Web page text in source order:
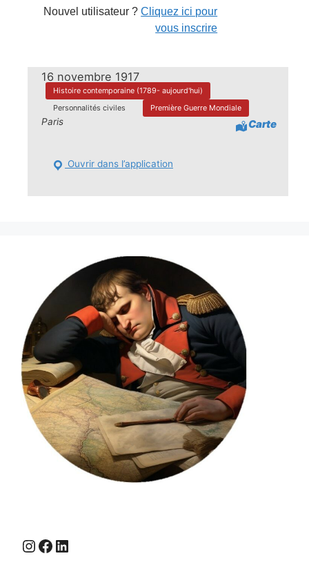
Nouvel utilisateur ?Cliquez ici pour
vous inscrire
16 novembre 1917
Histoire contemporaine (1789- aujourd'hui)
Personnalités civiles
Première Guerre Mondiale
Paris Carte
Ouvrir dans l’application
Instagram
Facebook
LinkedIn